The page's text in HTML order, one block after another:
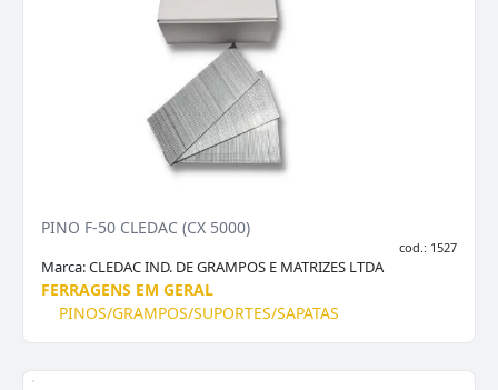
PINO F-50 CLEDAC (CX 5000)
cod.: 1527
Marca:CLEDAC IND. DE GRAMPOS E MATRIZES LTDA
FERRAGENS EM GERAL
PINOS/GRAMPOS/SUPORTES/SAPATAS